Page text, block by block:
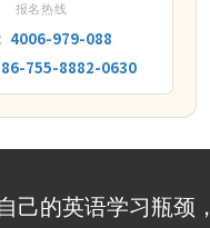
报名热线
4006-979-088
86-755-8882-0630
己的英语学习瓶颈，